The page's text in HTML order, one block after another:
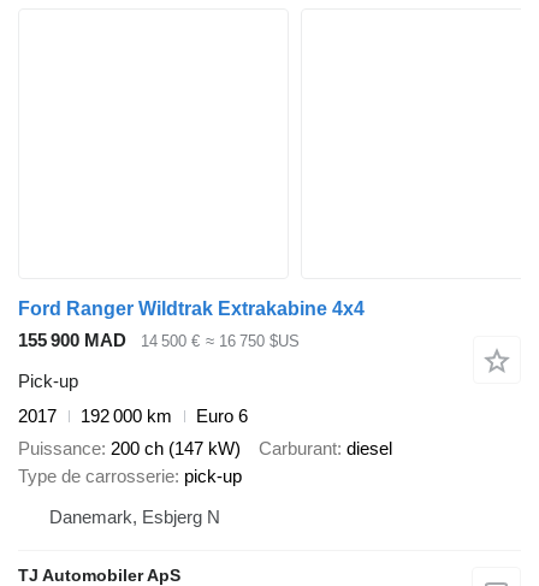
Ford Ranger Wildtrak Extrakabine 4x4
155 900 MAD
14 500 € ≈ 16 750 $US
Pick-up
2017
192 000 km
Euro 6
Puissance 200 ch (147 kW) Carburant diesel
Type de carrosserie pick-up
Danemark, Esbjerg N
TJ Automobiler ApS